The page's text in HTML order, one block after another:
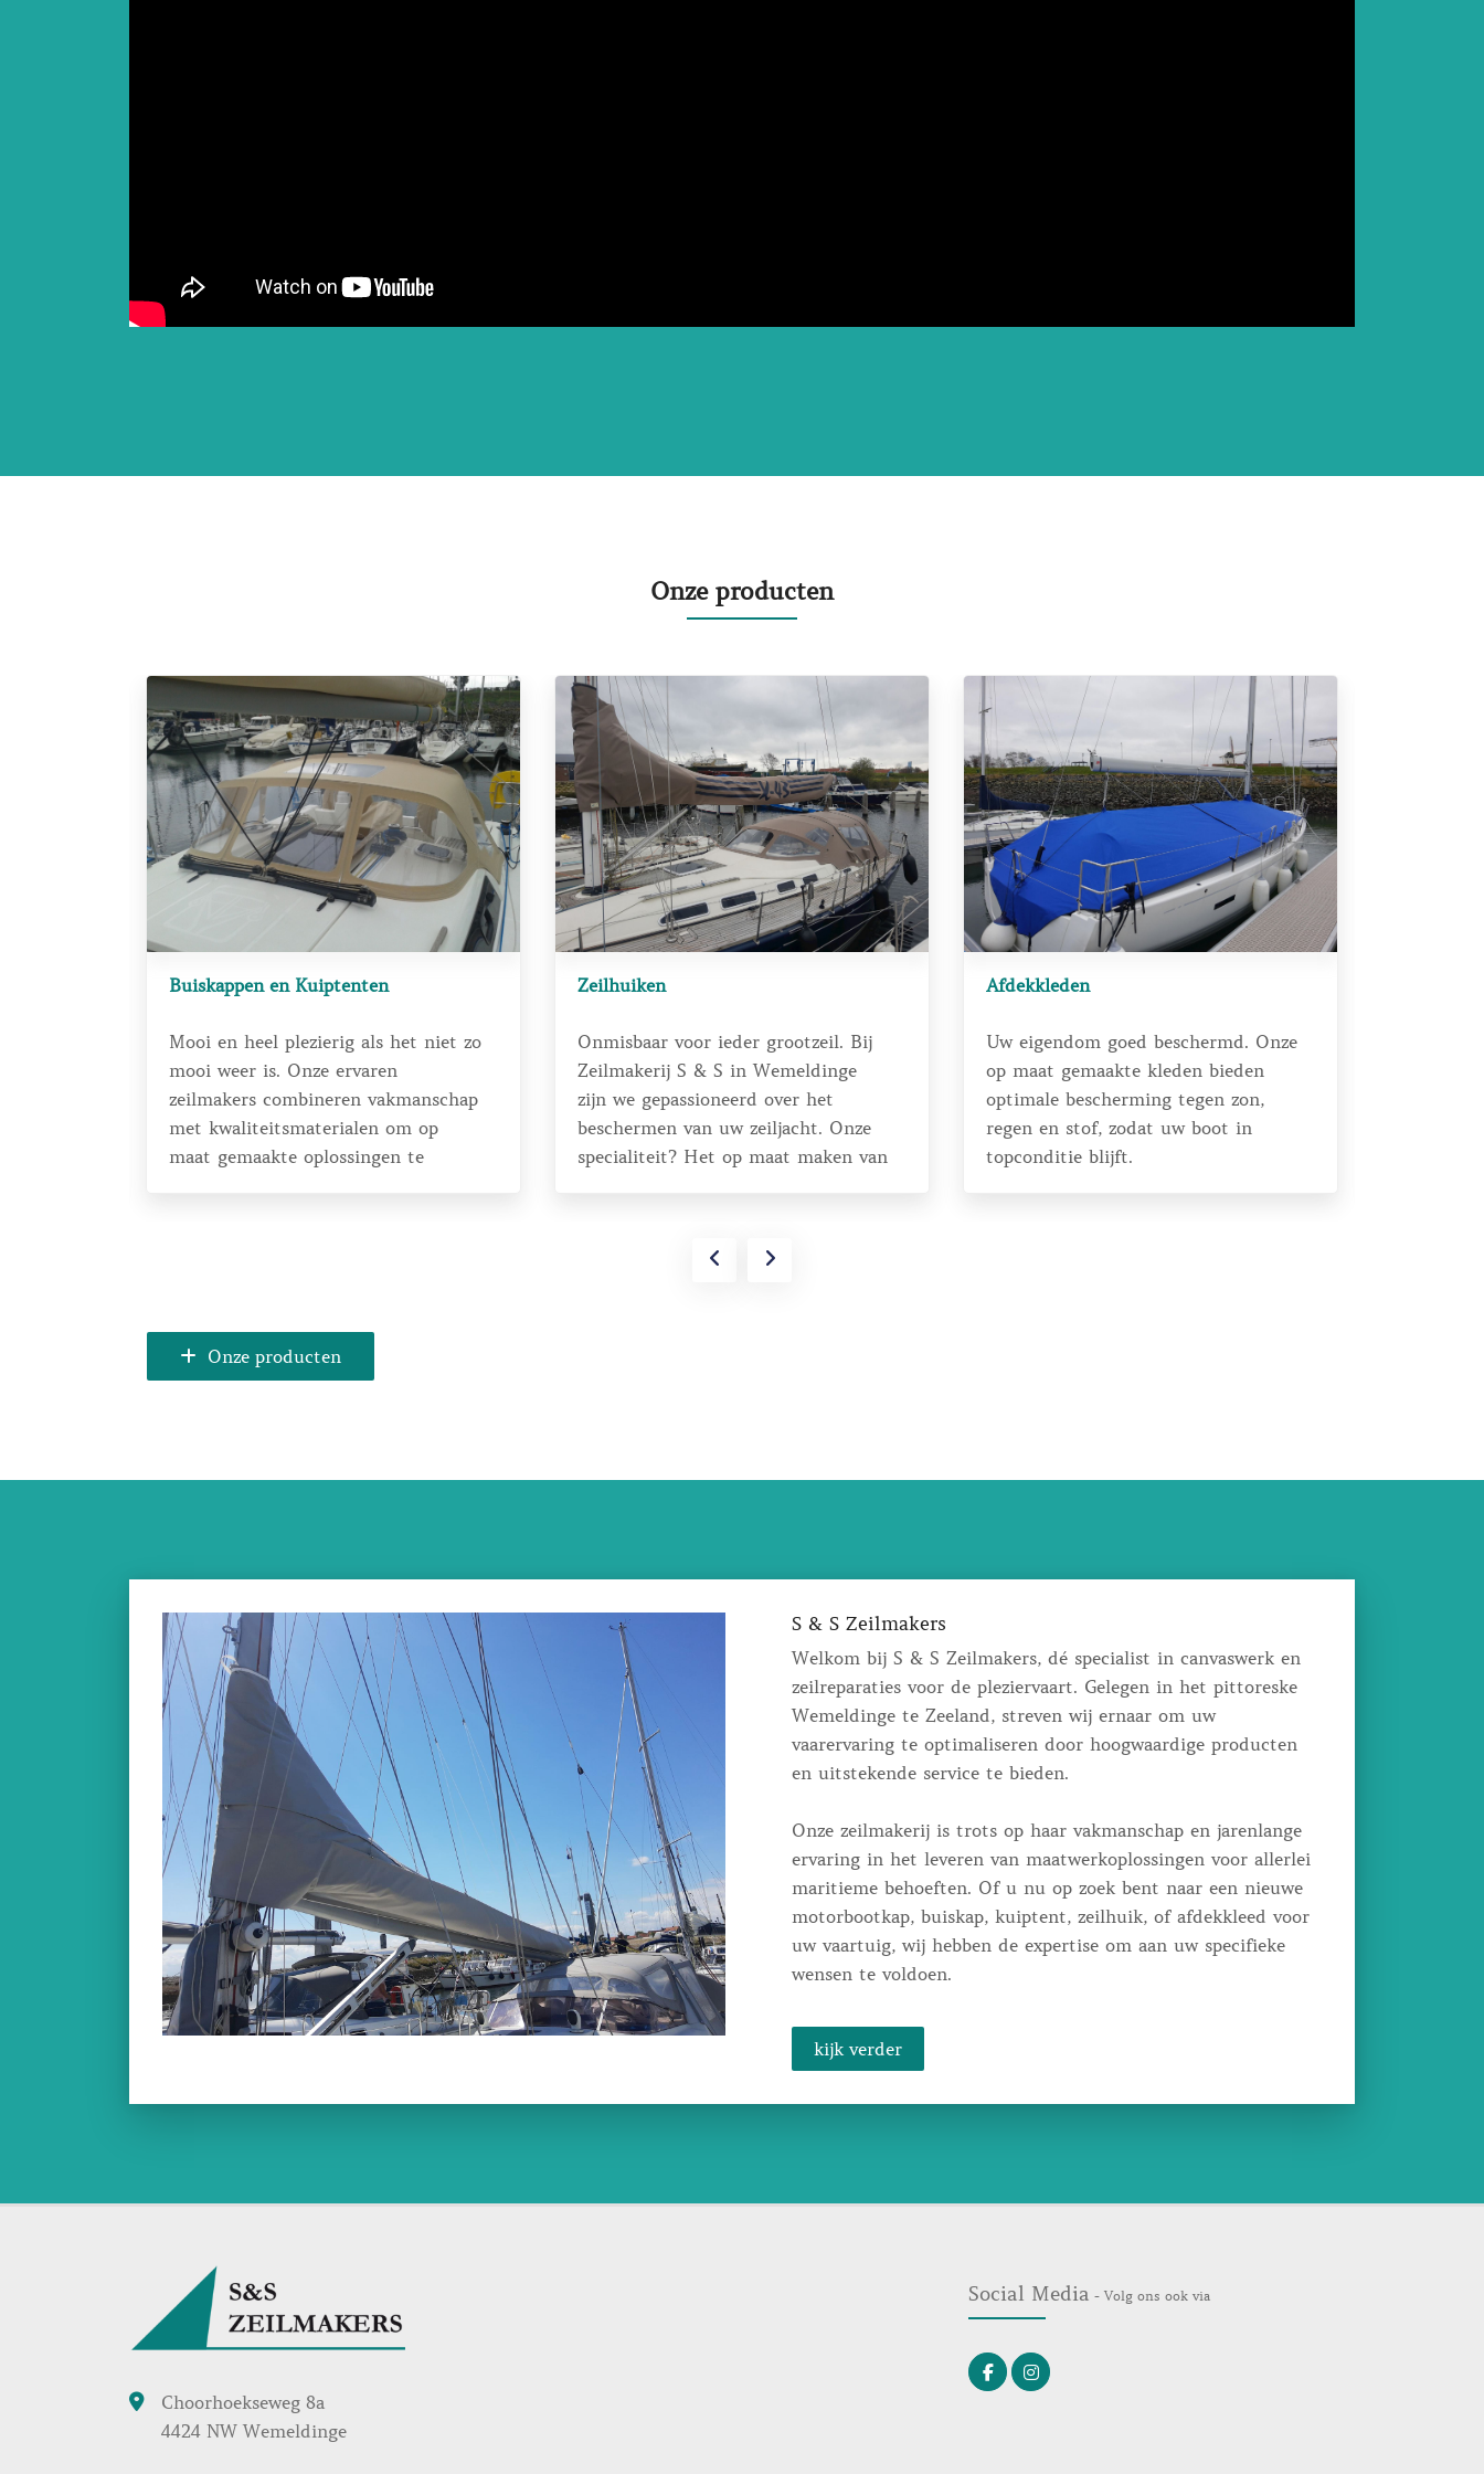
Onze producten
Buiskappen en Kuiptenten
Mooi en heel plezierig als het niet zo
mooi weer is. Onze ervaren
zeilmakers combineren vakmanschap
met kwaliteitsmaterialen om op
maat gemaakte oplossingen te
Zeilhuiken
Onmisbaar voor ieder grootzeil. Bij
Zeilmakerij S & S in Wemeldinge
zijn we gepassioneerd over het
beschermen van uw zeiljacht. Onze
specialiteit? Het op maat maken van
Afdekkleden
Uw eigendom goed beschermd. Onze
op maat gemaakte kleden bieden
optimale bescherming tegen zon,
regen en stof, zodat uw boot in
topconditie blijft.
Onze producten
S & S Zeilmakers
Welkom bij S & S Zeilmakers, dé specialist in canvaswerk en
zeilreparaties voor de pleziervaart. Gelegen in het pittoreske
Wemeldinge te Zeeland, streven wij ernaar om uw
vaarervaring te optimaliseren door hoogwaardige producten
en uitstekende service te bieden.
Onze zeilmakerij is trots op haar vakmanschap en jarenlange
ervaring in het leveren van maatwerkoplossingen voor allerlei
maritieme behoeften. Of u nu op zoek bent naar een nieuwe
motorbootkap, buiskap, kuiptent, zeilhuik, of afdekkleed voor
uw vaartuig, wij hebben de expertise om aan uw specifieke
wensen te voldoen.
kijk verder
Choorhoekseweg 8a
4424 NW Wemeldinge
Social Media - Volg ons ook via